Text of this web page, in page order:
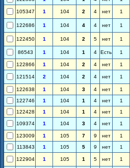
105347 1 104 2 4 нет 1
122686 1 104 4 4 нет 1
122450 1 104 2 5 нет 1
86543 1 104 1 4 Есть 1
122866 1 104 2 4 нет 1
121514 2 104 2 4 нет 1
122638 1 104 3 4 нет 1
122746
1 104 1 4 нет 1
122428
1 104 1 4 нет 1
109374 1 104 3 4 нет 1
123009 1 105 7 9 нет 1
113843
1 105 5 9 нет 1
122904 1 105 1 5 нет 1